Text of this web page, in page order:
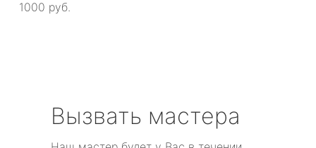
1000 руб.
Вызвать мастера